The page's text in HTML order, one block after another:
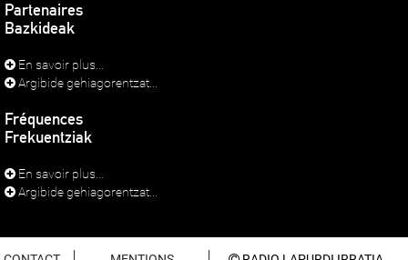
Partenaires
Bazkideak
En savoir plus...
Argibide gehiagorentzat...
Fréquences
Frekuentziak
En savoir plus...
Argibide gehiagorentzat...